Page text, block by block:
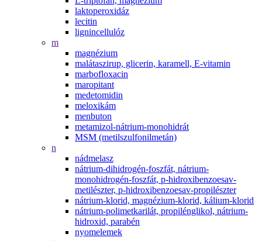
laktoperoxidáz
lecitin
lignincellulóz
m
magnézium
malátaszirup, glicerin, karamell, E-vitamin
marbofloxacin
maropitant
medetomidin
meloxikám
menbuton
metamizol-nátrium-monohidrát
MSM (metilszulfonilmetán)
n
nádmelasz
nátrium-dihidrogén-foszfát, nátrium-
monohidrogén-foszfát, p-hidroxibenzoesav-
metilészter, p-hidroxibenzoesav-propilészter
nátrium-klorid, magnézium-klorid, kálium-klorid
nátrium-polimetkarilát, propilénglikol, nátrium-
hidroxid, parabén
nyomelemek